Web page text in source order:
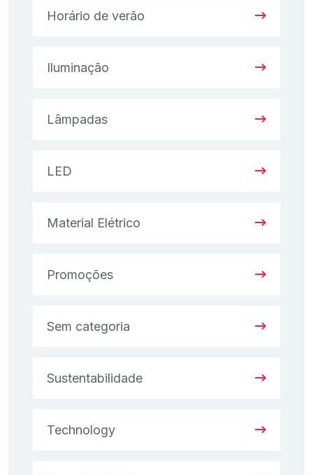
Horário de verão
Iluminação
Lâmpadas
LED
Material Elétrico
Promoções
Sem categoria
Sustentabilidade
Technology